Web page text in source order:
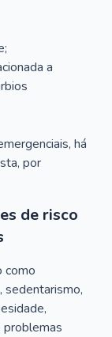
a
há
por
de risco
como
sedentarismo,
problemas